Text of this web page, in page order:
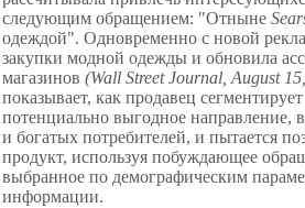
следующим обращением: "Отныне
одеждой". Одновременно с новой
закупки модной одежды и обновила
магазинов (Wall Street Journal, August
показывает, как продавец
потенциально выгодное направление,
и богатых потребителей, и пытается
продукт, используя побуждающее
выбранное по демографическим
информации.